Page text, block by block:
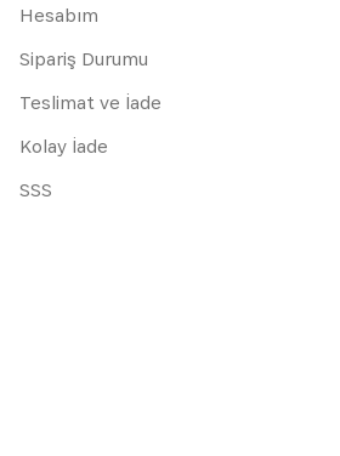
Hesabım
Sipariş Durumu
Teslimat ve İade
Kolay İade
SSS